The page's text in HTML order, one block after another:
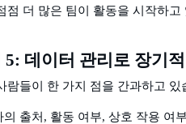
점 더 많은 팀이 활동을 시작하고
5: 데이터 관리로 장기
람들이 한 가지 점을 간과하고 있
의 출처, 활동 여부, 상호 작용 여